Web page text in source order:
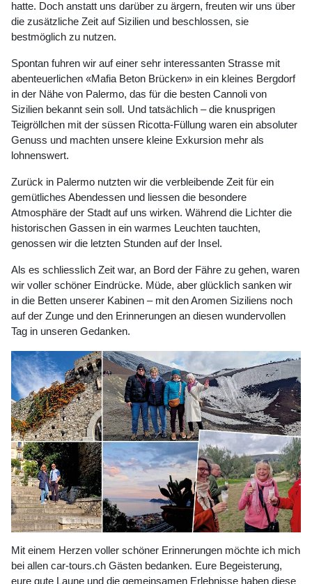
hatte. Doch anstatt uns darüber zu ärgern, freuten wir uns über
die zusätzliche Zeit auf Sizilien und beschlossen, sie
bestmöglich zu nutzen.
Spontan fuhren wir auf einer sehr interessanten Strasse mit
abenteuerlichen «Mafia Beton Brücken» in ein kleines Bergdorf
in der Nähe von Palermo, das für die besten Cannoli von
Sizilien bekannt sein soll. Und tatsächlich – die knusprigen
Teigröllchen mit der süssen Ricotta-Füllung waren ein absoluter
Genuss und machten unsere kleine Exkursion mehr als
lohnenswert.
Zurück in Palermo nutzten wir die verbleibende Zeit für ein
gemütliches Abendessen und liessen die besondere
Atmosphäre der Stadt auf uns wirken. Während die Lichter die
historischen Gassen in ein warmes Leuchten tauchten,
genossen wir die letzten Stunden auf der Insel.
Als es schliesslich Zeit war, an Bord der Fähre zu gehen, waren
wir voller schöner Eindrücke. Müde, aber glücklich sanken wir
in die Betten unserer Kabinen – mit den Aromen Siziliens noch
auf der Zunge und den Erinnerungen an diesen wundervollen
Tag in unseren Gedanken.
Mit einem Herzen voller schöner Erinnerungen möchte ich mich
bei allen car-tours.ch Gästen bedanken. Eure Begeisterung,
eure gute Laune und die gemeinsamen Erlebnisse haben diese